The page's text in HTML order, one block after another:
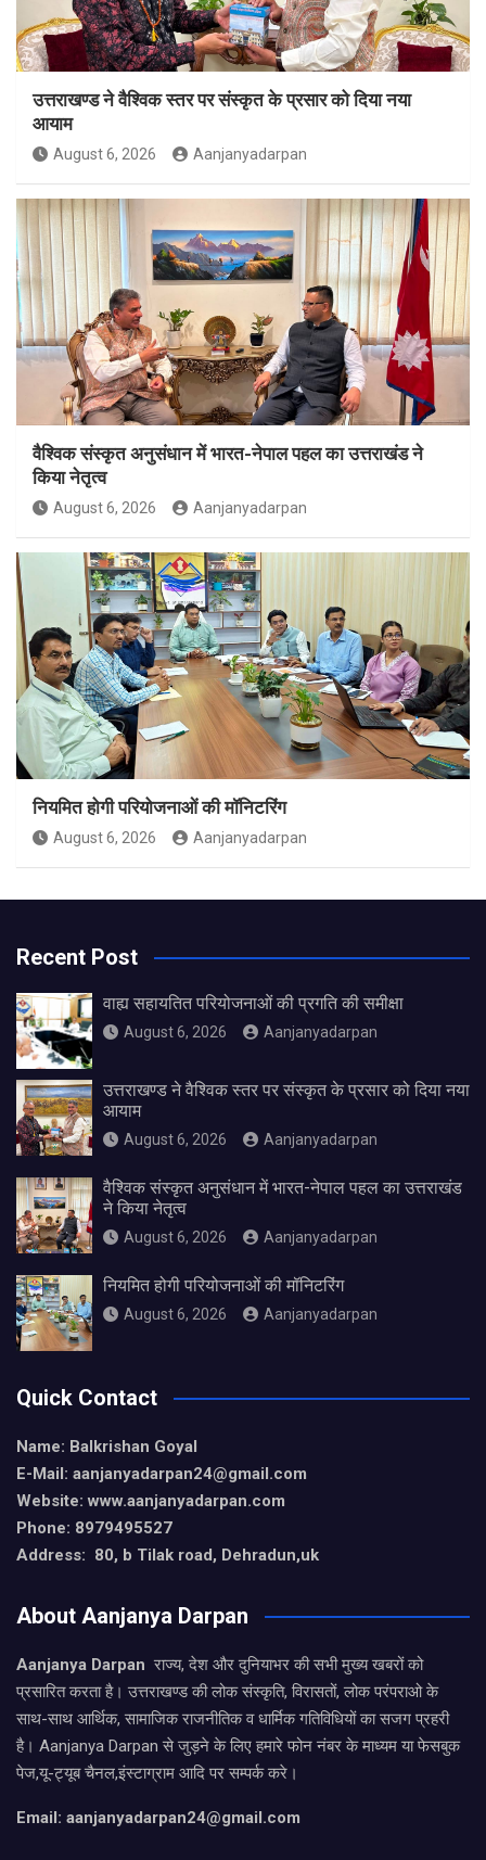
उत्तराखण्ड ने वैश्विक स्तर पर संस्कृत के प्रसार को दिया नया
आयाम
August 6, 2026 Aanjanyadarpan
वैश्विक संस्कृत अनुसंधान में भारत-नेपाल पहल का उत्तराखंड ने
किया नेतृत्व
August 6, 2026 Aanjanyadarpan
नियमित होगी परियोजनाओं की मॉनिटरिंग
August 6, 2026 Aanjanyadarpan
Recent Post
वाह्य सहायतित परियोजनाओं की प्रगति की समीक्षा
August 6, 2026 Aanjanyadarpan
उत्तराखण्ड ने वैश्विक स्तर पर संस्कृत के प्रसार को दिया नया
आयाम
August 6, 2026 Aanjanyadarpan
वैश्विक संस्कृत अनुसंधान में भारत-नेपाल पहल का उत्तराखंड
ने किया नेतृत्व
August 6, 2026 Aanjanyadarpan
नियमित होगी परियोजनाओं की मॉनिटरिंग
August 6, 2026 Aanjanyadarpan
Quick Contact
Name: Balkrishan Goyal
E-Mail: aanjanyadarpan24@gmail.com
Website: www.aanjanyadarpan.com
Phone: 8979495527
Address: 80, b Tilak road, Dehradun,uk
About Aanjanya Darpan
Aanjanya Darpan राज्य, देश और दुनियाभर की सभी मुख्य खबरों को
प्रसारित करता है। उत्तराखण्ड की लोक संस्कृति, विरासतों, लोक परंपराओ के
साथ-साथ आर्थिक, सामाजिक राजनीतिक व धार्मिक गतिविधियों का सजग प्रहरी
है। Aanjanya Darpan से जुड़ने के लिए हमारे फोन नंबर के माध्यम या फेसबुक
पेज,यू-ट्यूब चैनल,इंस्टाग्राम आदि पर सम्पर्क करे।
Email: aanjanyadarpan24@gmail.com